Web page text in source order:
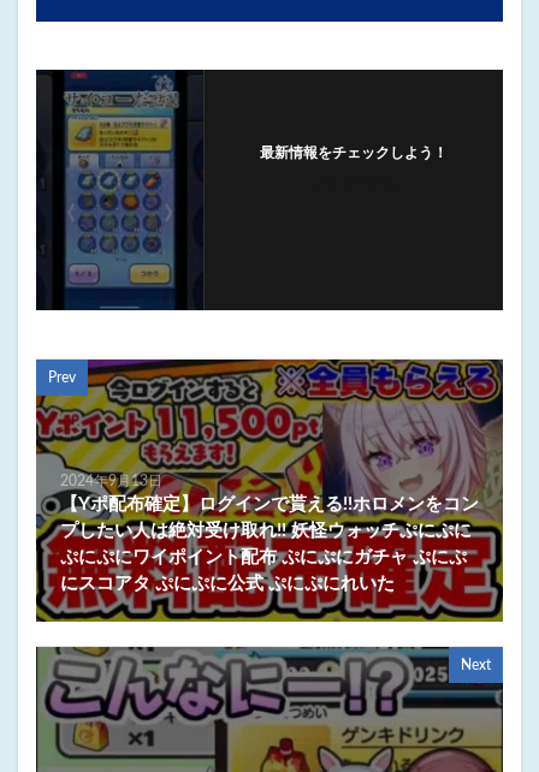
最新情報をチェックしよう！
Prev
2024年9月13日
【Yポ配布確定】ログインで貰える!!ホロメンをコン
プしたい人は絶対受け取れ!! 妖怪ウォッチぷにぷに
ぷにぷにワイポイント配布 ぷにぷにガチャ ぷにぷ
にスコアタ ぷにぷに公式 ぷにぷにれいた
Next